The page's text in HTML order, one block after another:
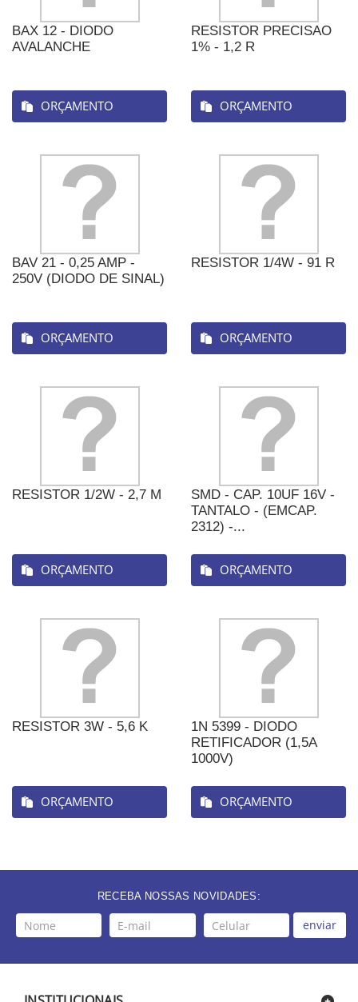
BAX 12 - DIODO
AVALANCHE
ORÇAMENTO
RESISTOR PRECISAO
1% - 1,2 R
ORÇAMENTO
BAV 21 - 0,25 AMP -
250V (DIODO DE SINAL)
ORÇAMENTO
RESISTOR 1/4W - 91 R
ORÇAMENTO
RESISTOR 1/2W - 2,7 M
ORÇAMENTO
SMD - CAP. 10UF 16V -
TANTALO - (EMCAP.
2312) -...
ORÇAMENTO
RESISTOR 3W - 5,6 K
ORÇAMENTO
1N 5399 - DIODO
RETIFICADOR (1,5A
1000V)
ORÇAMENTO
RECEBA NOSSAS NOVIDADES:
enviar